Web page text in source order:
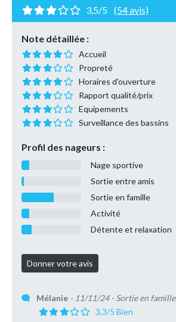
3,5/5 (54 avis)
Note détaillée :
Accueil
Propreté
Horaires d'ouverture
Rapport qualité/prix
Equipements
Surveillance des bassins
Profil des nageurs :
Nage sportive
Sortie entre amis
Sortie en famille
Activité
Détente et relaxation
Mélanie - 11/11/24- Sortie en famille
3,3/5 Bien